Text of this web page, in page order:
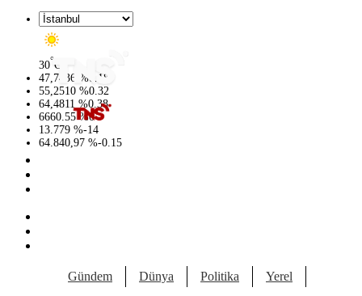
30°C
47,7436 %0.18
55,2510 %0.32
64,4811 %0.38
6660.55 %0
13.779 %-14
64.840,97 %-0.15
Gündem Dünya Politika Yerel